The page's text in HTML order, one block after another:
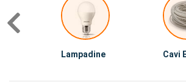
Lampadine Cavi